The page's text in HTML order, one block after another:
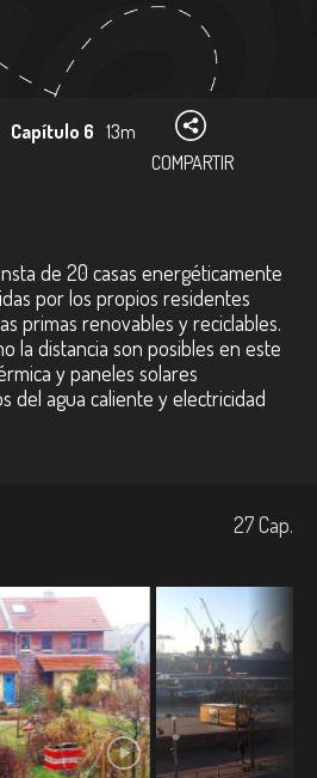
Capítulo 6 13m
COMPARTIR
de 20 casas energéticamente
por los propios residentes
primas renovables y reciclables.
la distancia son posibles en este
y paneles solares
del agua caliente y electricidad
27Cap.